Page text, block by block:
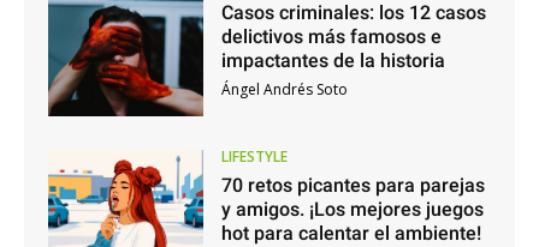
Casos criminales: los 12 casos
delictivos más famosos e
impactantes de la historia
Ángel Andrés Soto
LIFESTYLE
70 retos picantes para parejas
y amigos. ¡Los mejores juegos
hot para calentar el ambiente!